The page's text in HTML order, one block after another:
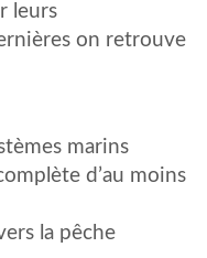
leurs
on retrouve
marins
d’au moins
la pêche